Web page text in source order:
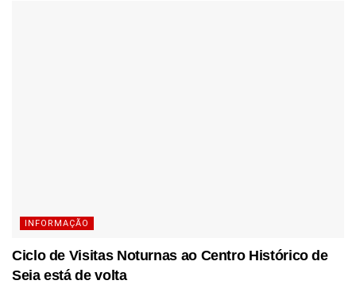
INFORMAÇÃO
Ciclo de Visitas Noturnas ao Centro Histórico de
Seia está de volta